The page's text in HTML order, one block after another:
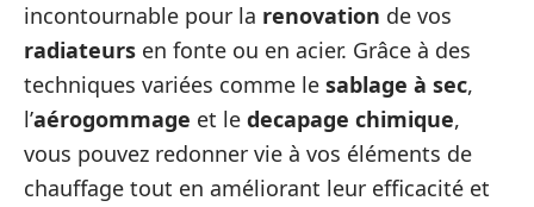
incontournable pour la renovation de vos
radiateurs en fonte ou en acier. Grâce à des
techniques variées comme le sablage à sec,
l’aérogommage et le decapage chimique,
vous pouvez redonner vie à vos éléments de
chauffage tout en améliorant leur efficacité et